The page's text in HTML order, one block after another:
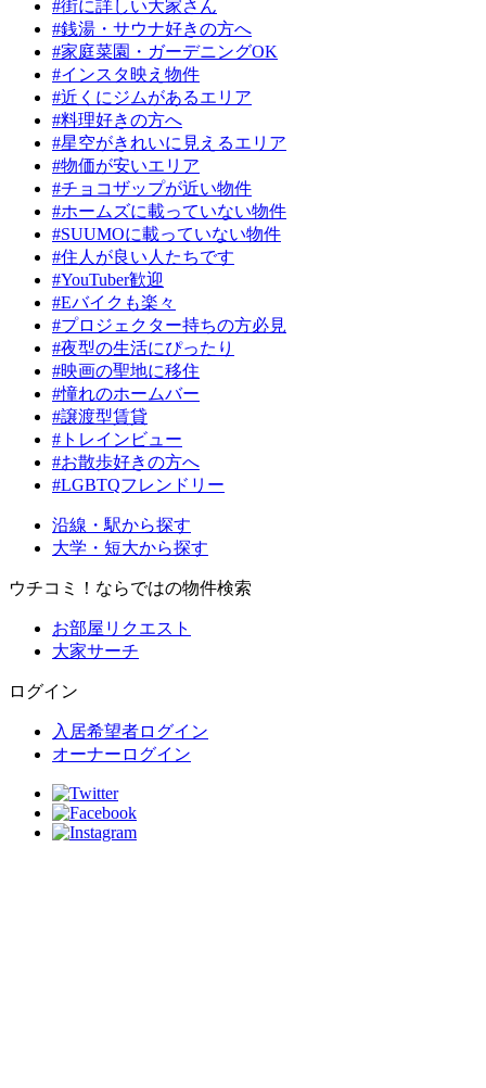
#街に詳しい大家さん
#銭湯・サウナ好きの方へ
#家庭菜園・ガーデニングOK
#インスタ映え物件
#近くにジムがあるエリア
#料理好きの方へ
#星空がきれいに見えるエリア
#物価が安いエリア
#チョコザップが近い物件
#ホームズに載っていない物件
#SUUMOに載っていない物件
#住人が良い人たちです
#YouTuber歓迎
#Eバイクも楽々
#プロジェクター持ちの方必見
#夜型の生活にぴったり
#映画の聖地に移住
#憧れのホームバー
#譲渡型賃貸
#トレインビュー
#お散歩好きの方へ
#LGBTQフレンドリー
沿線・駅から探す
大学・短大から探す
ウチコミ！ならではの物件検索
お部屋リクエスト
大家サーチ
ログイン
入居希望者ログイン
オーナーログイン